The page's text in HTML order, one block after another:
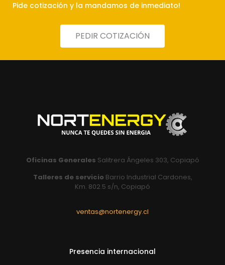
Pide cotización y la mandamos de inmediato!
PEDIR COTIZACIÓN
Oficinas Generales Salitrera Ángeles 303, Copiapó
Talleres de servicio Barrio Industrial Cardones,
Km. 802.5 s/n, Copiapó
ventas@nortenergy.cl
Presencia internacional